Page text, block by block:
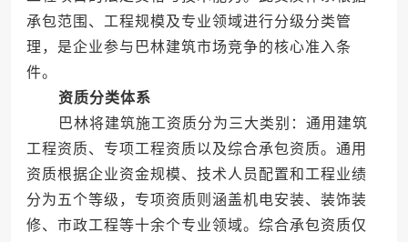
承包范围、工程规模及专业领域进行分级分类管
理，是企业参与巴林建筑市场竞争的核心准入条
件。
资质分类体系
巴林将建筑施工资质分为三大类别：通用建筑
工程资质、专项工程资质以及综合承包资质。通用
资质根据企业资金规模、技术人员配置和工程业绩
分为五个等级，专项资质则涵盖机电安装、装饰装
修、市政工程等十余个专业领域。综合承包资质仅